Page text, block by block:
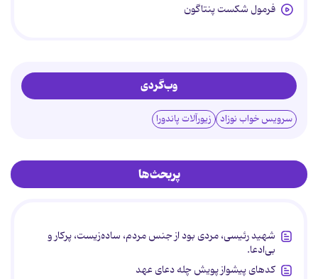
فرمول شکست پنتاگون
وب‌گردی
سرویس خواب نوزاد زیورآلات پاندورا
پربحث‌ها
شهید رئیسی، مردی بود از جنس مردم، ساده‌زیست، پرکار و
بی‌ادعا.
کدهای پیشواز پویش چله دعای عهد